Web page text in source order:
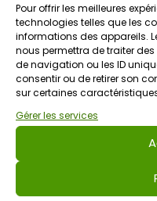
Pour offrir les meilleures
technologies telles que les
informations des appareils.
nous permettra de traiter
de navigation ou les ID
consentir ou de retirer son
sur certaines
Gérer les services
Moulin Neuf
Rochefort-en-Terre